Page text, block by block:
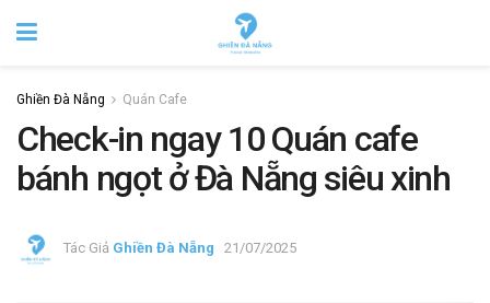
Ghiền Đà Nẵng Quán Cafe
Check-in ngay 10 Quán cafe
bánh ngọt ở Đà Nẵng siêu xinh
Tác Giả Ghiền Đà Nẵng 21/07/2025